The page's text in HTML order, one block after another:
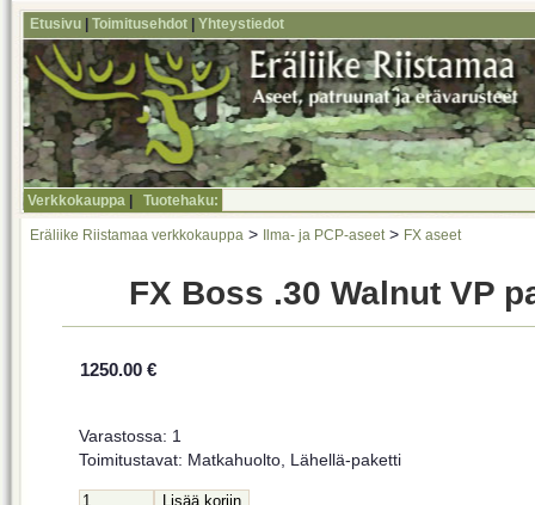
Etusivu Toimitusehdot Yhteystiedot
Verkkokauppa Tuotehaku:
Eräliike Riistamaa verkkokauppa > Ilma- ja PCP-aseet > FX aseet
FX Boss .30 Walnut VP
1250.00 €
Varastossa: 1
Toimitustavat: Matkahuolto, Lähellä-paketti